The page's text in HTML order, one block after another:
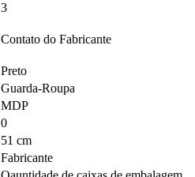
3
Contato do Fabricante
Preto
Guarda-Roupa
MDP
0
51 cm
Fabricante